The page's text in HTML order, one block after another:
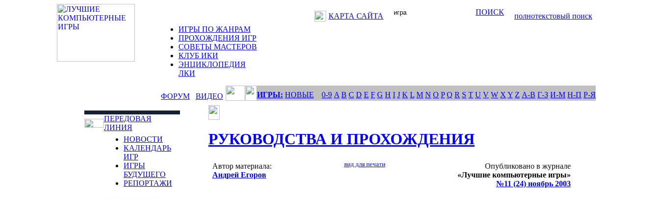
КАРТА САЙТА ПОИСК
полнотекстовый поиск
ИГРЫ ПО ЖАНРАМ
ПРОХОЖДЕНИЯ ИГР
СОВЕТЫ МАСТЕРОВ
КЛУБ ИКИ
ЭНЦИКЛОПЕДИЯ
ЛКИ
ФОРУМ ВИДЕО ИГРЫ: НОВЫЕ 0-9 A B C D E F G H I J K L M N O P Q R S T U V W X Y Z А-В Г-З И-М Н-П Р-Я
ПЕРЕДОВАЯ
ЛИНИЯ
НОВОСТИ
КАЛЕНДАРЬ
ИГР
ИГРЫ
БУДУЩЕГО
РЕПОРТАЖИ
РУКОВОДСТВА И ПРОХОЖДЕНИЯ
Автор материала:
Андрей Егоров
Опубликовано в журнале
«Лучшие компьютерные игры»
№11 (24) ноябрь 2003
вид для печати